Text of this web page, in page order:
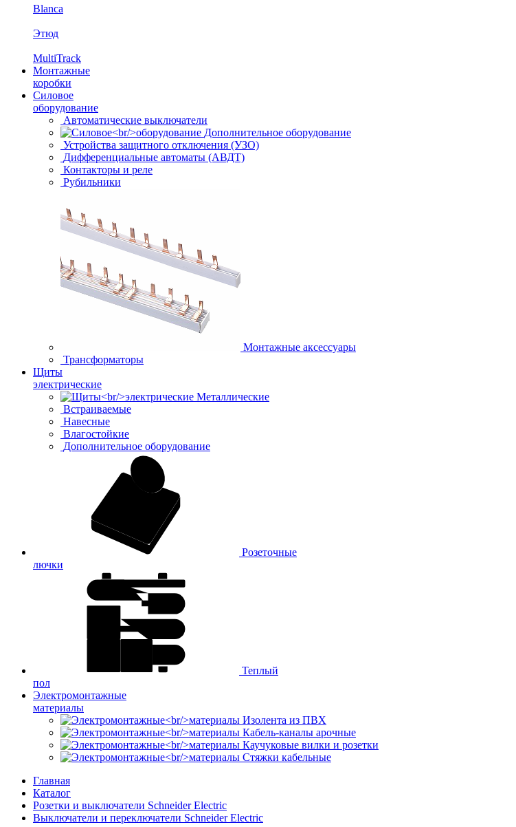
Blanca
Этюд
MultiTrack
Монтажные
коробки
Силовое
оборудование
Автоматические выключатели
Дополнительное оборудование
Устройства защитного отключения (УЗО)
Дифференциальные автоматы (АВДТ)
Контакторы и реле
Рубильники
Монтажные аксессуары
Трансформаторы
Щиты
электрические
Металлические
Встраиваемые
Навесные
Влагостойкие
Дополнительное оборудование
Розеточные
лючки
Теплый
пол
Электромонтажные
материалы
Изолента из ПВХ
Кабель-каналы арочные
Каучуковые вилки и розетки
Стяжки кабельные
Главная
Каталог
Розетки и выключатели Schneider Electric
Выключатели и переключатели Schneider Electric